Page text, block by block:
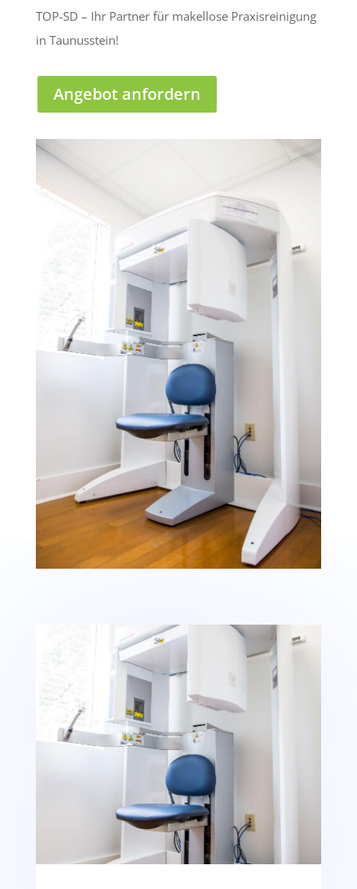
TOP-SD – Ihr Partner für makellose Praxisreinigung
in Taunusstein!
Angebot anfordern